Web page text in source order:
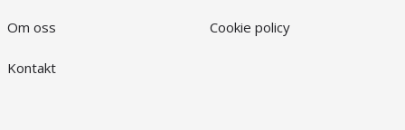
Om oss
Kontakt
Cookie policy